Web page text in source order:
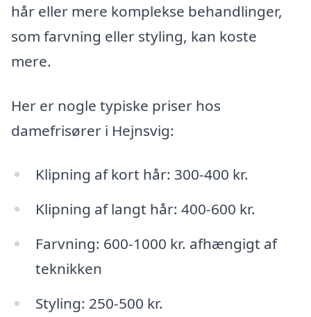
hår eller mere komplekse behandlinger,
som farvning eller styling, kan koste
mere.
Her er nogle typiske priser hos
damefrisører i Hejnsvig:
Klipning af kort hår: 300-400 kr.
Klipning af langt hår: 400-600 kr.
Farvning: 600-1000 kr. afhængigt af
teknikken
Styling: 250-500 kr.